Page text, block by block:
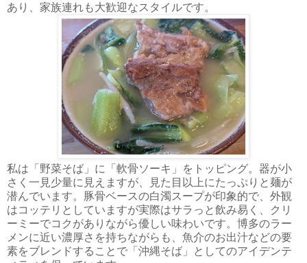
あり、家族連れも大歓迎なスタイルです。
私は「野菜そば」に「軟骨ソーキ」をトッピング。器が小
さく一見少量に見えますが、見た目以上にたっぷりと麺が
潜んでいます。豚骨ベースの白濁スープが印象的で、外観
はコッテリとしていますが実際はサラっと飲み易く、クリ
ーミーでコクがありながら優しい味わいです。博多のラー
メンに近い濃厚さを持ちながらも、魚介のお出汁などの要
素をブレンドすることで「沖縄そば」としてのアイデンテ